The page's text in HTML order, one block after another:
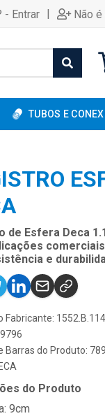
- Entrar | Não
TUBOS E
de Esfera Deca
e
Fabricante:
Barras do Produto:
do Produto
9cm